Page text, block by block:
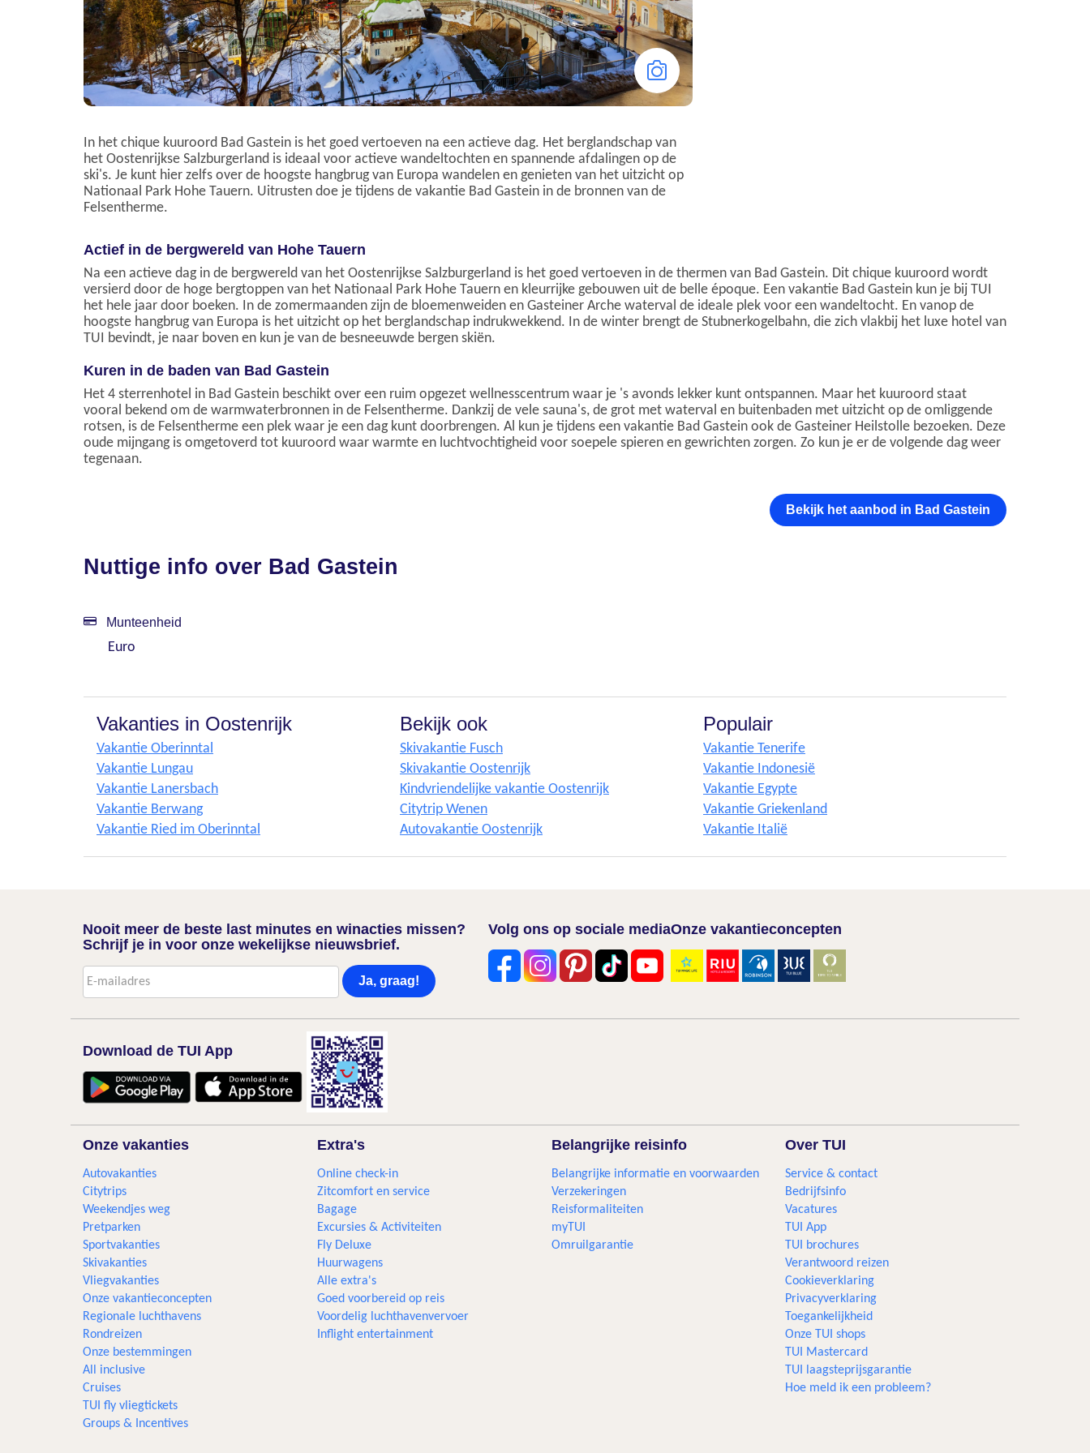
In het chique kuuroord Bad Gastein is het goed vertoeven na een actieve dag. Het berglandschap van
het Oostenrijkse Salzburgerland is ideaal voor actieve wandeltochten en spannende afdalingen op de
ski's. Je kunt hier zelfs over de hoogste hangbrug van Europa wandelen en genieten van het uitzicht op
Nationaal Park Hohe Tauern. Uitrusten doe je tijdens de vakantie Bad Gastein in de bronnen van de
Felsentherme.
Actief in de bergwereld van Hohe Tauern
Na een actieve dag in de bergwereld van het Oostenrijkse Salzburgerland is het goed vertoeven in de thermen van Bad Gastein. Dit chique kuuroord wordt
versierd door de hoge bergtoppen van het Nationaal Park Hohe Tauern en kleurrijke gebouwen uit de belle époque. Een vakantie Bad Gastein kun je bij TUI
het hele jaar door boeken. In de zomermaanden zijn de bloemenweiden en Gasteiner Arche waterval de ideale plek voor een wandeltocht. En vanop de
hoogste hangbrug van Europa is het uitzicht op het berglandschap indrukwekkend. In de winter brengt de Stubnerkogelbahn, die zich vlakbij het luxe hotel van
TUI bevindt, je naar boven en kun je van de besneeuwde bergen skiën.
Kuren in de baden van Bad Gastein
Het 4 sterrenhotel in Bad Gastein beschikt over een ruim opgezet wellnesscentrum waar je 's avonds lekker kunt ontspannen. Maar het kuuroord staat
vooral bekend om de warmwaterbronnen in de Felsentherme. Dankzij de vele sauna's, de grot met waterval en buitenbaden met uitzicht op de omliggende
rotsen, is de Felsentherme een plek waar je een dag kunt doorbrengen. Al kun je tijdens een vakantie Bad Gastein ook de Gasteiner Heilstolle bezoeken. Deze
oude mijngang is omgetoverd tot kuuroord waar warmte en luchtvochtigheid voor soepele spieren en gewrichten zorgen. Zo kun je er de volgende dag weer
tegenaan.
Bekijk het aanbod in Bad Gastein
Nuttige info over Bad Gastein
Munteenheid
Euro
Vakanties in Oostenrijk
Vakantie Oberinntal
Vakantie Lungau
Vakantie Lanersbach
Vakantie Berwang
Vakantie Ried im Oberinntal
Bekijk ook
Skivakantie Fusch
Skivakantie Oostenrijk
Kindvriendelijke vakantie Oostenrijk
Citytrip Wenen
Autovakantie Oostenrijk
Populair
Vakantie Tenerife
Vakantie Indonesië
Vakantie Egypte
Vakantie Griekenland
Vakantie Italië
Nooit meer de beste last minutes en winacties missen?
Schrijf je in voor onze wekelijkse nieuwsbrief.
Ja, graag!
Volg ons op sociale mediaOnze vakantieconcepten
Download de TUI App
Onze vakanties
Autovakanties
Citytrips
Weekendjes weg
Pretparken
Sportvakanties
Skivakanties
Vliegvakanties
Onze vakantieconcepten
Regionale luchthavens
Rondreizen
Onze bestemmingen
All inclusive
Cruises
TUI fly vliegtickets
Groups & Incentives
Extra's
Online check-in
Zitcomfort en service
Bagage
Excursies & Activiteiten
Fly Deluxe
Huurwagens
Alle extra's
Goed voorbereid op reis
Voordelig luchthavenvervoer
Inflight entertainment
Belangrijke reisinfo
Belangrijke informatie en voorwaarden
Verzekeringen
Reisformaliteiten
myTUI
Omruilgarantie
Over TUI
Service & contact
Bedrijfsinfo
Vacatures
TUI App
TUI brochures
Verantwoord reizen
Cookieverklaring
Privacyverklaring
Toegankelijkheid
Onze TUI shops
TUI Mastercard
TUI laagsteprijsgarantie
Hoe meld ik een probleem?